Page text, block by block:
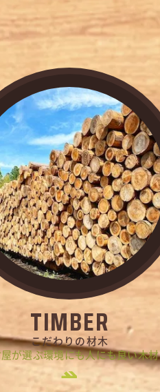
TIMBER
こだわりの材木
が選ぶ環境にも人にも良い木材